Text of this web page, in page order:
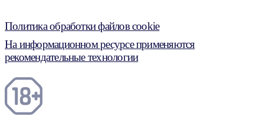
Политика обработки файлов cookie
На информационном ресурсе применяются
рекомендательные технологии